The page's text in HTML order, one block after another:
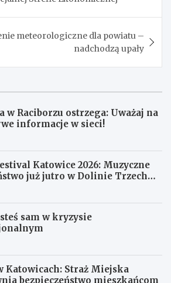
meteorologiczne dla powiatu –
nadchodzą upały
w Raciborzu ostrzega: Uważaj na
informacje w sieci!
Katowice 2026: Muzyczne
już jutro w Dolinie Trzech
sam w kryzysie
Katowicach: Straż Miejska
bezpieczeństwo mieszkańcom